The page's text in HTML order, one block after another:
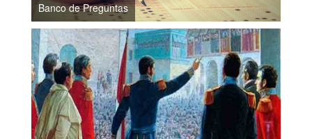
Banco de Preguntas